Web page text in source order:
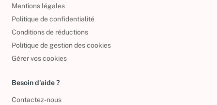
Mentions légales
Politique de confidentialité
Conditions de réductions
Politique de gestion des cookies
Gérer vos cookies
Besoin d'aide ?
Contactez-nous